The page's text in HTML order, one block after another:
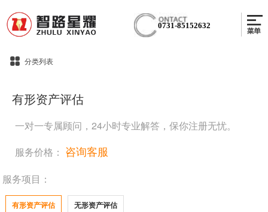
0731-85152632
分类列表
有形资产评估
一对一专属顾问，24小时专业解答，保你注册无忧。
服务价格： 咨询客服
服务项目：
有形资产评估 无形资产评估